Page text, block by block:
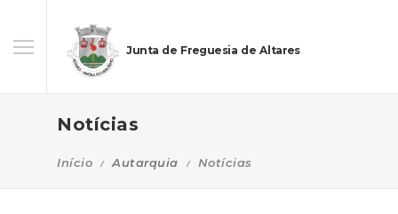
Junta de Freguesia de Altares
Notícias
Início Autarquia Notícias